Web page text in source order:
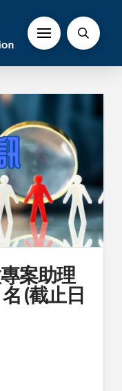
案助理
(截止日